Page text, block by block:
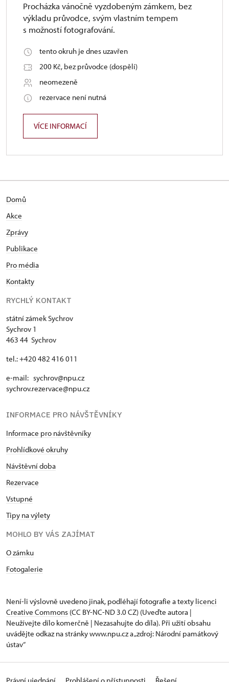
Procházka vánočně vyzdobeným zámkem, bez
výkladu průvodce, svým vlastním tempem
s možností fotografování.
tento okruh je dnes uzavřen
200 Kč, bez průvodce (dospělí)
neomezeně
rezervace není nutná
VÍCE INFORMACÍ
Domů
Akce
Zprávy
Publikace
Pro média
Kontakty
RYCHLÝ KONTAKT
státní zámek Sychrov
Sychrov 1
463 44 Sychrov
tel.: +420 482 416 011
e-mail: sychrov@npu.cz
sychrov.rezervace@npu.cz
INFORMACE PRO NÁVŠTĚVNÍKY
Informace pro návštěvníky
Prohlídkové okruhy
Návštěvní doba
Rezervace
Vstupné
Tipy na výlety
MOHLO BY VÁS ZAJÍMAT
O zámku
Fotogalerie
Není-li výslovně uvedeno jinak, podléhají fotografie a texty licenci
Creative Commons (CC BY-NC-ND 3.0 CZ) (Uveďte autora |
Neužívejte dílo komerčně | Nezasahujte do díla). Při užití obsahu
uvádějte odkaz na stránky www.npu.cz a „zdroj: Národní památkový
ústav“